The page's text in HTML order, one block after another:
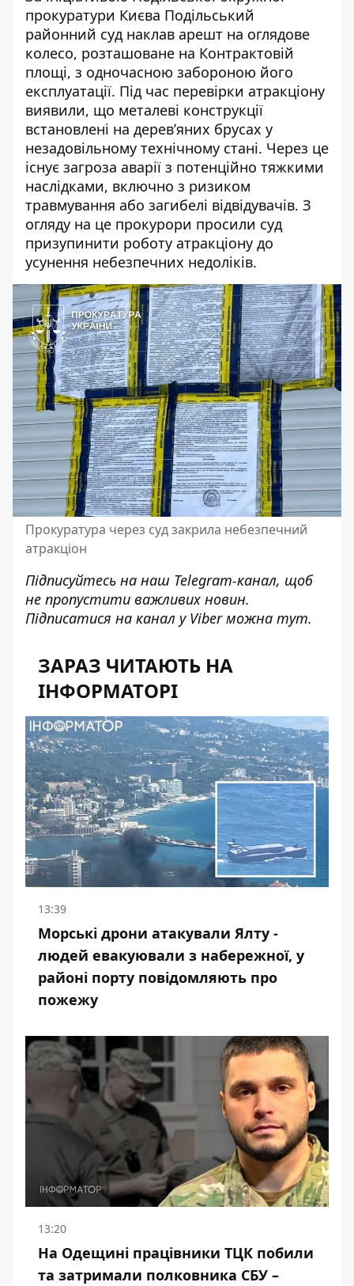
прокуратури Києва Подільський
районний суд наклав арешт на оглядове
колесо, розташоване на Контрактовій
площі, з одночасною забороною його
експлуатації. Під час перевірки атракціону
виявили, що металеві конструкції
встановлені на дерев’яних брусах у
незадовільному технічному стані. Через це
існує загроза аварії з потенційно тяжкими
наслідками, включно з ризиком
травмування або загибелі відвідувачів. З
огляду на це прокурори просили суд
призупинити роботу атракціону до
усунення небезпечних недоліків.
Прокуратура через суд закрила небезпечний
атракціон
Підписуйтесь на наш Telegram-канал, щоб
не пропустити важливих новин.
Підписатися на канал у Viber можна тут.
ЗАРАЗ ЧИТАЮТЬ НА
ІНФОРМАТОРІ
13:39
Морські дрони атакували Ялту -
людей евакуювали з набережної, у
районі порту повідомляють про
пожежу
13:20
На Одещині працівники ТЦК побили
та затримали полковника СБУ –